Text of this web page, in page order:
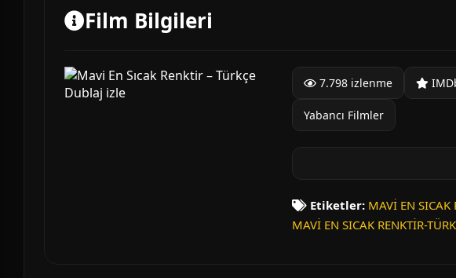
Film Bilgileri
7.798 izlenme
Yabancı Filmler
Etiketler: MAVİ EN
MAVİ EN SICAK RENKTİR-